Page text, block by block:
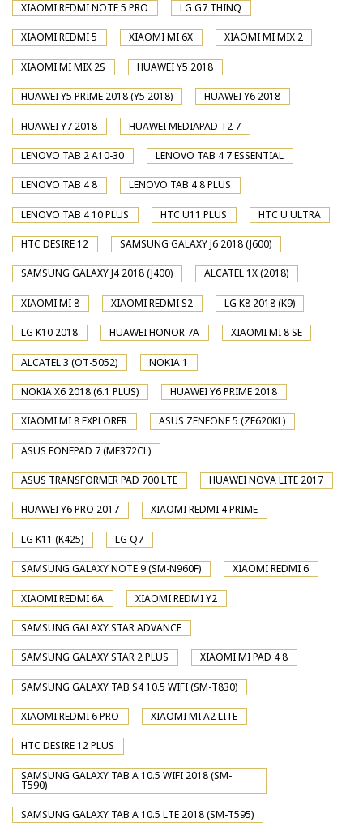
XIAOMI REDMI NOTE 5 PRO LG G7 THINQ
XIAOMI REDMI 5 XIAOMI MI 6X XIAOMI MI MIX 2
XIAOMI MI MIX 2S HUAWEI Y5 2018
HUAWEI Y5 PRIME 2018 (Y5 2018) HUAWEI Y6 2018
HUAWEI Y7 2018 HUAWEI MEDIAPAD T2 7
LENOVO TAB 2 A10-30 LENOVO TAB 4 7 ESSENTIAL
LENOVO TAB 4 8 LENOVO TAB 4 8 PLUS
LENOVO TAB 4 10 PLUS HTC U11 PLUS HTC U ULTRA
HTC DESIRE 12 SAMSUNG GALAXY J6 2018 (J600)
SAMSUNG GALAXY J4 2018 (J400) ALCATEL 1X (2018)
XIAOMI MI 8 XIAOMI REDMI S2 LG K8 2018 (K9)
LG K10 2018 HUAWEI HONOR 7A XIAOMI MI 8 SE
ALCATEL 3 (OT-5052) NOKIA 1
NOKIA X6 2018 (6.1 PLUS) HUAWEI Y6 PRIME 2018
XIAOMI MI 8 EXPLORER ASUS ZENFONE 5 (ZE620KL)
ASUS FONEPAD 7 (ME372CL)
ASUS TRANSFORMER PAD 700 LTE HUAWEI NOVA LITE 2017
HUAWEI Y6 PRO 2017 XIAOMI REDMI 4 PRIME
LG K11 (K425) LG Q7
SAMSUNG GALAXY NOTE 9 (SM-N960F) XIAOMI REDMI 6
XIAOMI REDMI 6A XIAOMI REDMI Y2
SAMSUNG GALAXY STAR ADVANCE
SAMSUNG GALAXY STAR 2 PLUS XIAOMI MI PAD 4 8
SAMSUNG GALAXY TAB S4 10.5 WIFI (SM-T830)
XIAOMI REDMI 6 PRO XIAOMI MI A2 LITE
HTC DESIRE 12 PLUS
SAMSUNG GALAXY TAB A 10.5 WIFI 2018 (SM-
T590)
SAMSUNG GALAXY TAB A 10.5 LTE 2018 (SM-T595)